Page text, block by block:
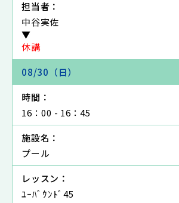
担当者：
中谷実佐
▼
休講
08/30（日）
時間：
16：00 - 16：45
施設名：
プール
レッスン：
ﾕｰﾊﾞｳﾝﾄﾞ45